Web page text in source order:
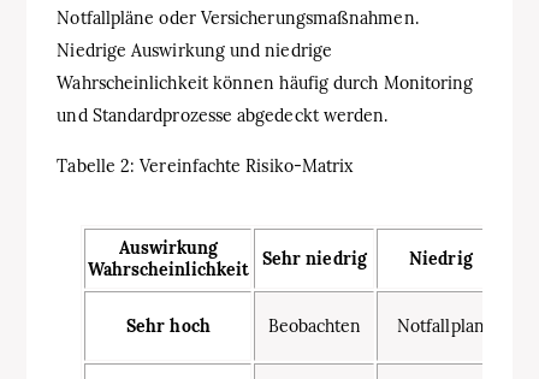
Notfallpläne oder Versicherungsmaßnahmen.
Niedrige Auswirkung und niedrige
Wahrscheinlichkeit können häufig durch Monitoring
und Standardprozesse abgedeckt werden.
Tabelle 2: Vereinfachte Risiko-Matrix
Auswirkung
Wahrscheinlichkeit
Sehr niedrig Niedrig
Sehr hoch Beobachten Notfallplan